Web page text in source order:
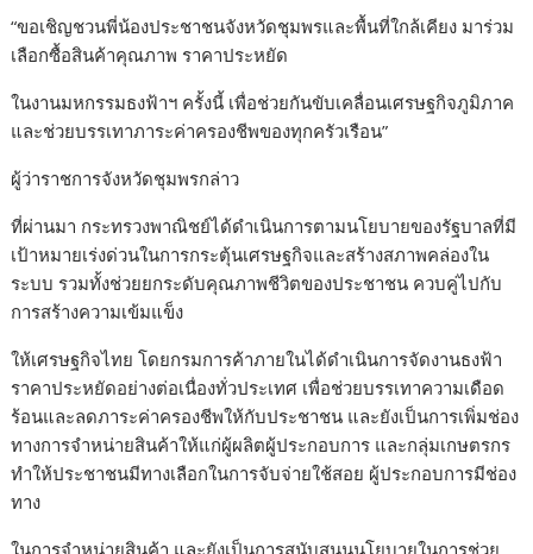
“ขอเชิญชวนพี่น้องประชาชนจังหวัดชุมพรและพื้นที่ใกล้เคียง มาร่วม
เลือกซื้อสินค้าคุณภาพ ราคาประหยัด
ในงานมหกรรมธงฟ้าฯ ครั้งนี้ เพื่อช่วยกันขับเคลื่อนเศรษฐกิจภูมิภาค
และช่วยบรรเทาภาระค่าครองชีพของทุกครัวเรือน”
ผู้ว่าราชการจังหวัดชุมพรกล่าว
ที่ผ่านมา กระทรวงพาณิชย์ได้ดำเนินการตามนโยบายของรัฐบาลที่มี
เป้าหมายเร่งด่วนในการกระตุ้นเศรษฐกิจและสร้างสภาพคล่องใน
ระบบ รวมทั้งช่วยยกระดับคุณภาพชีวิตของประชาชน ควบคู่ไปกับ
การสร้างความเข้มแข็ง
ให้เศรษฐกิจไทย โดยกรมการค้าภายในได้ดำเนินการจัดงานธงฟ้า
ราคาประหยัดอย่างต่อเนื่องทั่วประเทศ เพื่อช่วยบรรเทาความเดือด
ร้อนและลดภาระค่าครองชีพให้กับประชาชน และยังเป็นการเพิ่มช่อง
ทางการจำหน่ายสินค้าให้แก่ผู้ผลิตผู้ประกอบการ และกลุ่มเกษตรกร
ทำให้ประชาชนมีทางเลือกในการจับจ่ายใช้สอย ผู้ประกอบการมีช่อง
ทาง